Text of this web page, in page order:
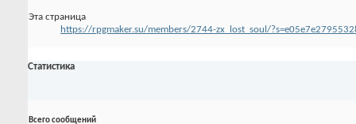
Эта страница
https://rpgmaker.su/members/2744-zx_lost_soul/
Статистика
Всего сообщений